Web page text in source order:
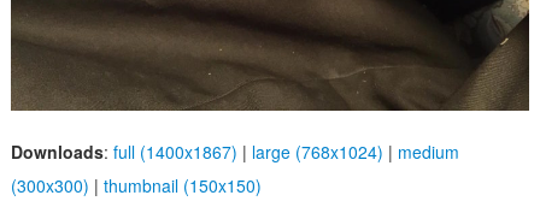
Downloads: full (1400x1867) | large (768x1024) | medium
(300x300) | thumbnail (150x150)